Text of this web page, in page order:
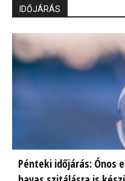
IDŐJÁRÁS
Pénteki időjárás: Ónos